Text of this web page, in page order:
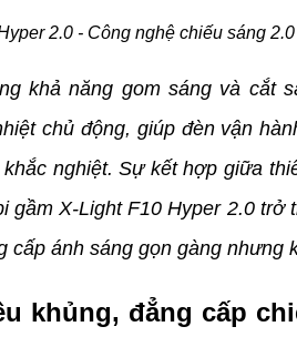
2.0 - Công nghệ chiếu sáng
khả năng gom sáng và cắt
chủ động, giúp đèn vận
nghiệt. Sự kết hợp giữa
gầm X-Light F10 Hyper 2.0
cấp ánh sáng gọn gàng nhưng
khủng, đẳng cấp